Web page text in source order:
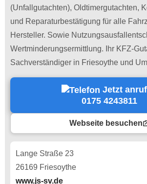
(Unfallgutachten), Oldtimergutachten,
und Reparaturbestätigung für alle
Hersteller. Sowie
Wertminderungsermittlung. Ihr KFZ-
Sachverständiger in Friesoythe und
Jetzt
0175 4243811
Webseite besuchen
Lange Straße 23
26169 Friesoythe
www.js-sv.de